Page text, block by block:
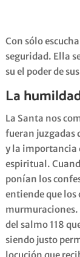
Con sólo
seguridad. Ella
su el poder de
La
La Santa nos
fueran juzgadas
y la importancia
espiritual.
ponían los
entiende que los
murmuraciones.
del salmo 118
siendo justo